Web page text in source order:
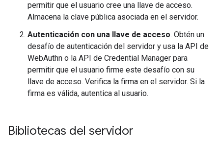
permitir que el usuario cree una llave de acceso.
Almacena la clave pública asociada en el servidor.
Autenticación con una llave de acceso. Obtén un
desafío de autenticación del servidor y usa la API de
WebAuthn o la API de Credential Manager para
permitir que el usuario firme este desafío con su
llave de acceso. Verifica la firma en el servidor. Si la
firma es válida, autentica al usuario.
Bibliotecas del servidor